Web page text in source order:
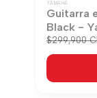
YAMAHA
Guitarra
Black -
Precio
$299,900